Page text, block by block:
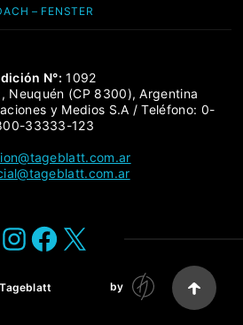
– FENSTER
N°: 1092
Neuquén (CP 8300), Argentina
y Medios S.A / Teléfono: 0-
33333-123
Instagram
Facebook
X
by